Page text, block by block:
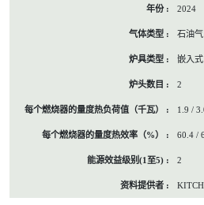
2024
石油气
嵌入式
2
1.9 /
60.4 /
2